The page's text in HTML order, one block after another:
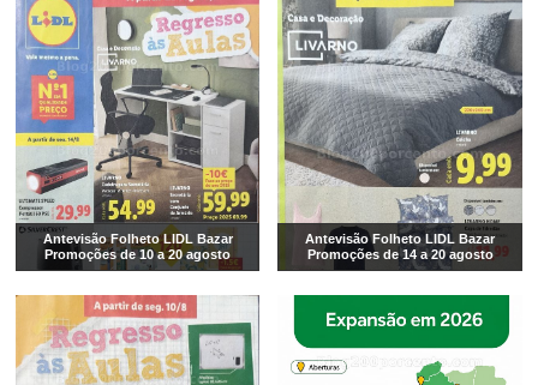
Antevisão Folheto LIDL Bazar
Promoções de 10 a 20 agosto
Antevisão Folheto LIDL Bazar
Promoções de 14 a 20 agosto